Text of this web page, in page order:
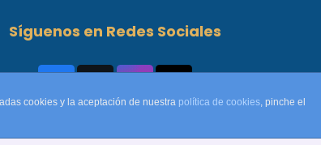
Síguenos en Redes Sociales
cookies y la aceptación de nuestra política de cookies, pinche el